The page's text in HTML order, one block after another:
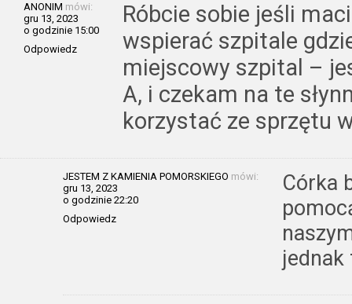
ANONIM mówi:
gru 13, 2023
o godzinie 15:00
Odpowiedz
Róbcie sobie jeśli
wspierać szpitale
miejscowy szpital –
A, i czekam na te
korzystać ze sprzętu
JESTEM Z KAMIENIA POMORSKIEGO mówi:
gru 13, 2023
o godzinie 22:20
Odpowiedz
Córka
jednak